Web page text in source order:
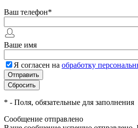
Ваш телефон*
Ваше имя
Я согласен на обработку
* - Поля, обязательные для заполнения
Сообщение отправлено